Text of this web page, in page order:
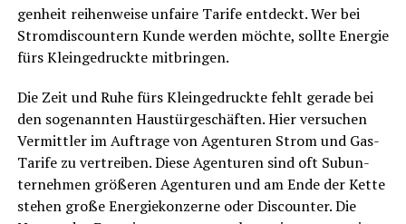
gen­heit reihen­weise unfai­re Tari­fe ent­deckt. Wer bei
Strom­discountern Kun­de wer­den möch­te, soll­te Ener­gie
fürs Klein­gedruckte mitbringen.
Die Zeit und Ruhe fürs Klein­ge­druck­te fehlt gera­de bei
den soge­nann­ten Haus­tür­ge­schäf­ten. Hier ver­su­chen
Ver­mitt­ler im Auf­tra­ge von Agen­tu­ren Strom und Gas-
Tari­fe zu ver­trei­ben. Die­se Agen­tu­ren sind oft Sub­un­
ter­neh­men grö­ße­ren Agen­tu­ren und am Ende der Ket­te
ste­hen gro­ße Ener­gie­kon­zer­ne oder Dis­coun­ter. Die